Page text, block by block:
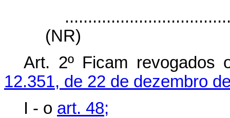
(NR)
Art. 2º Ficam revogados
12.351, de 22 de dezembro
I - o art. 48;